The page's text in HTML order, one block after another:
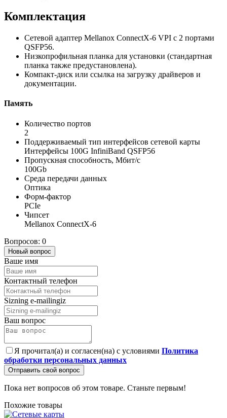
Комплектация
Сетевой адаптер Mellanox ConnectX-6 VPI с 2 портами
QSFP56.
Низкопрофильная планка для установки (стандартная
планка также предустановлена).
Компакт-диск или ссылка на загрузку драйверов и
документации.
Память
Количество портов
2
Поддерживаемый тип интерфейсов сетевой карты
Интерфейсы 100G InfiniBand QSFP56
Пропускная способность, Мбит/с
100Gb
Среда передачи данных
Оптика
Форм-фактор
PCIe
Чипсет
Mellanox ConnectX-6
Вопросов: 0
Новый вопрос
Ваше имя
Контактный телефон
Sizning e-mailingiz
Ваш вопрос
Я прочитал(а) и согласен(на) с условиями Политика
обработки персональных данных
Отправить свой вопрос
Пока нет вопросов об этом товаре. Станьте первым!
Похожие товары